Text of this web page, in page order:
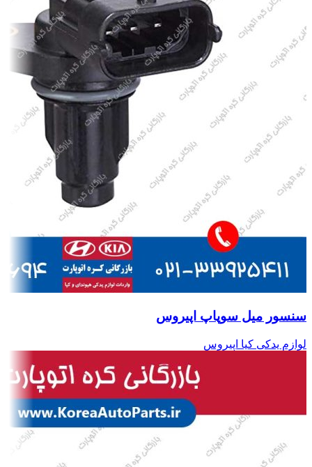
سنسور میل سوپاپ اپیروس
لوازم یدکی کیا اپیروس